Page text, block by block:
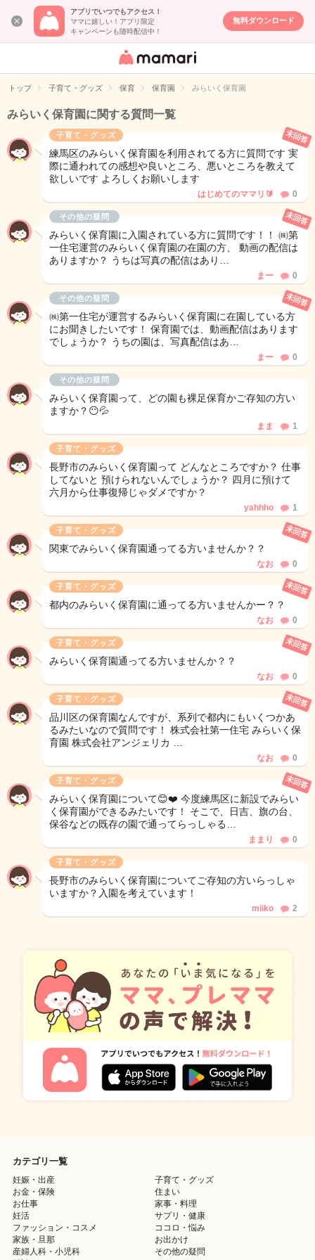
アプリでいつでもアクセス！
ママに嬉しい！アプリ限定
キャンペーンも随時配信中！
無料ダウンロード
女性専用匿名QA
イト
トップ 子育て・グッズ 保育 保育園 みらいく保育園
みらいく保育園に関する質問一覧
子育て・グッズ
練馬区のみらいく保育園を利用されてる方に質問です 実
際に通われての感想や良いところ、悪いところを教えて
欲しいです よろしくお願いします
未回答
はじめてのママリ🔰 0
その他の疑問
みらいく保育園に入園されている方に質問です！！ ㈱第
一住宅運営のみらいく保育園の在園の方、 動画の配信は
ありますか？ うちは写真の配信はあり…
未回答
まー 0
その他の疑問
㈱第一住宅が運営するみらいく保育園に在園している方
にお聞きしたいです！ 保育園では、動画配信はあります
でしょうか？ うちの園は、写真配信はあ…
未回答
まー 0
その他の疑問
みらいく保育園って、どの園も裸足保育かご存知の方い
ますか？😶💦
まま 1
子育て・グッズ
長野市のみらいく保育園って どんなところですか？ 仕事
してないと 預けられないんでしょうか？ 四月に預けて
六月から仕事復帰じゃダメですか？
yahhho 1
子育て・グッズ
関東でみらいく保育園通ってる方いませんか？？
未回答
なお 0
子育て・グッズ
都内のみらいく保育園に通ってる方いませんかー？？
未回答
なお 0
子育て・グッズ
みらいく保育園通ってる方いませんか？？
未回答
なお 0
子育て・グッズ
品川区の保育園なんですが、系列で都内にもいくつかあ
るみたいなので質問です！ 株式会社第一住宅 みらいく保
育園 株式会社アンジェリカ …
未回答
なお 0
子育て・グッズ
みらいく保育園について😊❤️ 今度練馬区に新設でみらい
く保育園ができるみたいです！ そこで、日吉、旗の台、
保谷などの既存の園で通ってらっしゃる…
未回答
ままり 0
子育て・グッズ
長野市のみらいく保育園についてご存知の方いらっしゃ
いますか？入園を考えています！
miiko 2
カテゴリ一覧
妊娠・出産
子育て・グッズ
お金・保険
住まい
お仕事
家事・料理
妊活
サプリ・健康
ファッション・コスメ
ココロ・悩み
家族・旦那
お出かけ
産婦人科・小児科
その他の疑問